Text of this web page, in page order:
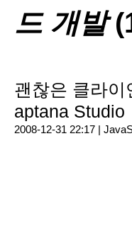
드 개발
괜찮은 클라이
aptana Studio
2008-12-31 22:17 |